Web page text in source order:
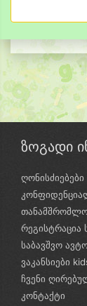
ზოგადი
ღონისძიებები
რეგისტრაცია
საბავშვო
ვაკანსიები
ჩვენი
კონტაქტი